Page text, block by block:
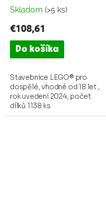
Skladom (>5 ks)
€108,61
Do košíka
Stavebnice LEGO® pro
dospělé, vhodné od 18 let ,
rok uvedení 2024, počet
dílků 1138 ks